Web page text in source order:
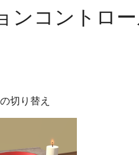
ンコントロ
切り替え